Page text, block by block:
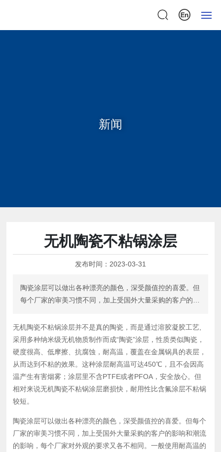
新闻
无机陶瓷不粘锅涂层
发布时间： 2023-03-31
陶瓷涂层可以做出各种漂亮的颜色，深受颜值控的喜爱。但
每个厂家的审美习惯不同，加上受国外大量采购的客户的影
使用耐高温的彩色混相无机颜料，彩色混相无机颜料具有无
毒、耐候耐光性极好、耐热性高、耐化学性优良、色谱范围
也比较宽广。
无机陶瓷不粘锅涂层并不是真的陶瓷，而是通过溶胶凝胶工艺,
采用多种纳米级无机物质制作而成“陶瓷”涂层，性质类似陶瓷，
硬度很高、低摩擦、抗腐蚀，耐高温，覆盖在金属锅具的表层，
从而达到不粘的效果。这种涂层耐高温可达450℃，且不会因高
温产生有害烟雾；涂层里不含PTFE或者PFOA，安全放心。但
相对来说无机陶瓷不粘锅涂层磨损快，耐用性比含氟涂层不粘锅
较短。
陶瓷涂层可以做出各种漂亮的颜色，深受颜值控的喜爱。但每个
厂家的审美习惯不同，加上受国外大量采购的客户的影响和潮流
的影响，每个厂家对外观的要求又各不相同。一般使用耐高温的